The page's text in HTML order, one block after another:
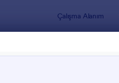
Çalışma Alanım